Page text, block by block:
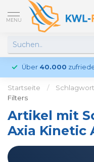
MENU
Über 40.000
Startseite /
Filters
Artikel mit
Axia Kinetic